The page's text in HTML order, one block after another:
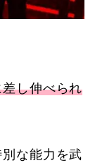
し伸べられ
な能力を武